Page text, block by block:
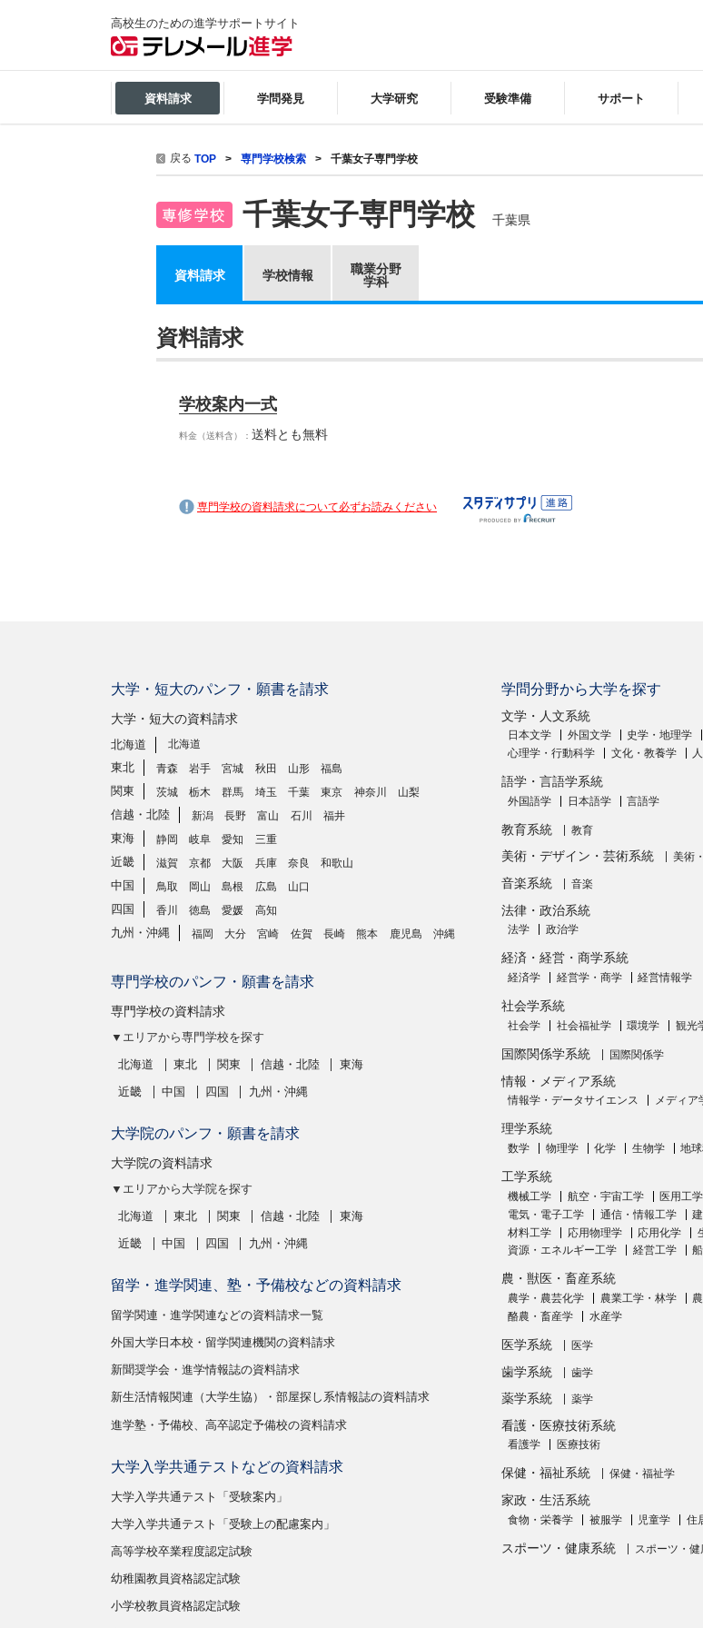
高校生のための進学サポートサイト
資料請求 学問発見 大学研究 受験準備 サポート
戻る TOP 専門学校検索 千葉女子専門学校
千葉女子専門学校 千葉県
資料請求 学校情報
職業分野
学科
資料請求
学校案内一式
料金（送料含）： 送料とも無料
専門学校の資料請求について必ずお読みください
大学・短大のパンフ・願書を請求
大学・短大の資料請求
北海道
北海道
東北 青森 岩手 宮城 秋田 山形 福島
関東 茨城 栃木 群馬 埼玉 千葉 東京 神奈川 山梨
信越・北陸 新潟 長野 富山 石川 福井
東海 静岡 岐阜 愛知 三重
近畿 滋賀 京都 大阪 兵庫 奈良 和歌山
中国 鳥取 岡山 島根 広島 山口
四国 香川 徳島 愛媛 高知
九州・沖縄 福岡 大分 宮崎 佐賀 長崎 熊本 鹿児島 沖縄
専門学校のパンフ・願書を請求
専門学校の資料請求
▼エリアから専門学校を探す
北海道
東北 関東 信越・北陸 東海
近畿 中国 四国 九州・沖縄
大学院のパンフ・願書を請求
大学院の資料請求
▼エリアから大学院を探す
北海道
東北 関東 信越・北陸 東海
近畿 中国 四国 九州・沖縄
留学・進学関連、塾・予備校などの資料請求
留学関連・進学関連などの資料請求一覧
外国大学日本校・留学関連機関の資料請求
新聞奨学会・進学情報誌の資料請求
新生活情報関連（大学生協）・部屋探し系情報誌の資料請求
進学塾・予備校、高卒認定予備校の資料請求
大学入学共通テストなどの資料請求
大学入学共通テスト「受験案内」
大学入学共通テスト「受験上の配慮案内」
高等学校卒業程度認定試験
幼稚園教員資格認定試験
小学校教員資格認定試験
学問分野から大学を探す
文学・人文系統
日本文学 外国文学 史学・地理学
心理学・行動科学
文化・教養学
語学・言語学系統
外国語学 日本語学 言語学
教育系統 教育
美術・デザイン・芸術系統 美術
音楽系統 音楽
法律・政治系統
法学 政治学
経済・経営・商学系統
経済学 経営学・商学 経営情報学
社会学系統
社会学 社会福祉学 環境学 観光
国際関係学系統 国際関係学
情報・メディア系統
情報学・データサイエンス メディア
理学系統
数学 物理学 化学 生物学 地
工学系統
機械工学 航空・宇宙工学
医用工
電気・電子工学
通信・情報工学
材料工学
応用物理学 応用化学
資源・エネルギー工学
経営工学
農・獣医・畜産系統
農学・農芸化学 農業工学・林学
酪農・畜産学
水産学
医学系統 医学
歯学系統 歯学
薬学系統 薬学
看護・医療技術系統
看護学 医療技術
保健・福祉系統 保健・福祉学
家政・生活系統
食物・栄養学 被服学 児童学 住
スポーツ・健康系統 スポーツ・健